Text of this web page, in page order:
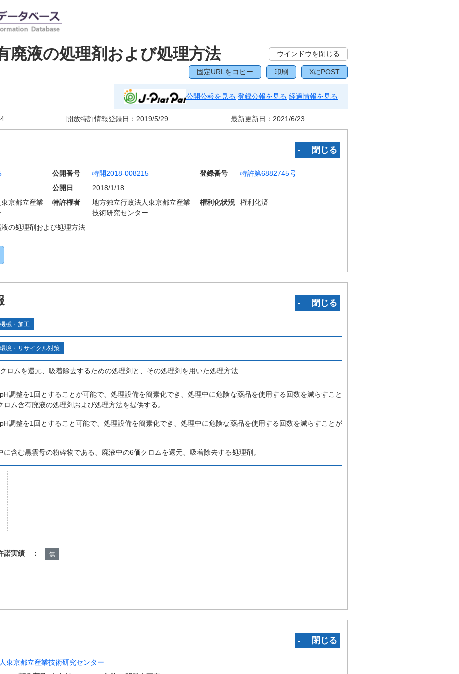
廃液の処理剤および処理方法 ウインドウを閉じる
固定URLをコピー 印刷 XにPOST
公開公報を見る 登録公報を見る 経過情報を見る
開放特許情報登録日： 2019/5/29 最新更新日： 2021/6/23
‐ 閉じる
公開番号 特開2018-008215 登録番号
特許第6882745号
公開日
2018/1/18
京都立産業
特許権者
地方独立行政法人東京都立産業
技術研究センター
権利化状況 権利化済
の処理剤および処理方法
‐ 閉じる
機械・加工
環境・リサイクル対策
ロムを還元、吸着除去するための処理剤と、その処理剤を用いた処理方法
調整を1回とすることが可能で、処理設備を簡素化でき、処理中に危険な薬品を使用する回数を減らすこと
ロム含有廃液の処理剤および処理方法を提供する。
調整を1回とすること可能で、処理設備を簡素化でき、処理中に危険な薬品を使用する回数を減らすことが
に含む黒雲母の粉砕物である、廃液中の6価クロムを還元、吸着除去する処理剤。
諾実績 ： 無
‐ 閉じる
東京都立産業技術研究センター